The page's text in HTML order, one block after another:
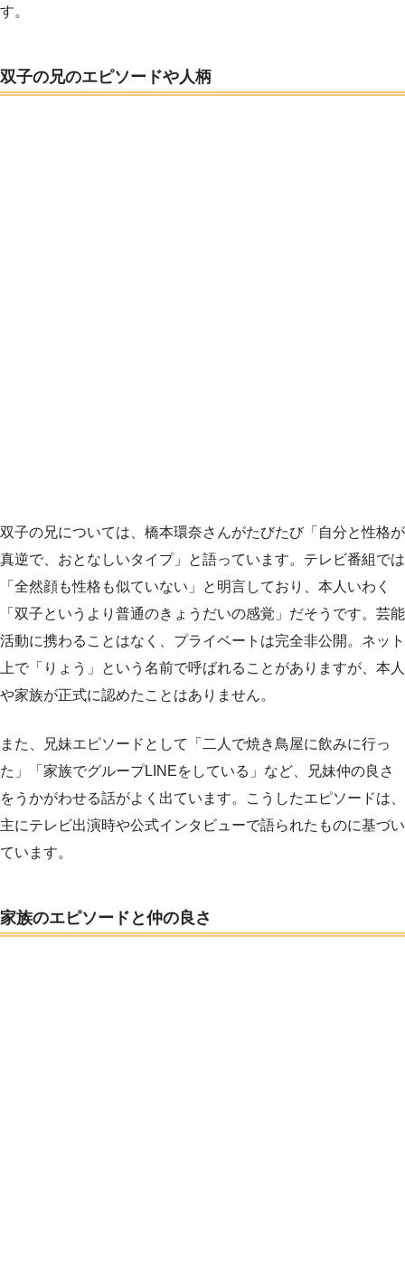
す。
双子の兄のエピソードや人柄
双子の兄については、橋本環奈さんがたびたび「自分と性格が
真逆で、おとなしいタイプ」と語っています。テレビ番組では
「全然顔も性格も似ていない」と明言しており、本人いわく
「双子というより普通のきょうだいの感覚」だそうです。芸能
活動に携わることはなく、プライベートは完全非公開。ネット
上で「りょう」という名前で呼ばれることがありますが、本人
や家族が正式に認めたことはありません。
また、兄妹エピソードとして「二人で焼き鳥屋に飲みに行っ
た」「家族でグループLINEをしている」など、兄妹仲の良さ
をうかがわせる話がよく出ています。こうしたエピソードは、
主にテレビ出演時や公式インタビューで語られたものに基づい
ています。
家族のエピソードと仲の良さ